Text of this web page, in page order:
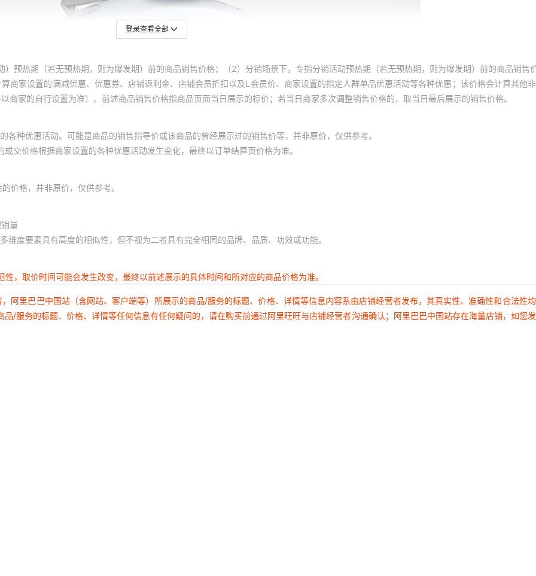
登录查看全部
预热期（若无预热期，则为爆发期）前的商品销售价格；（2）分销场景下，专指分销活动预热期（若无预热期，则为爆发期）前的商品销售
商家设置的满减优惠、优惠券、店铺返利金、店铺会员折扣以及L会员价、商家设置的指定人群单品优惠活动等各种优惠；该价格会计算其他
家的自行设置为准）。前述商品销售价格指商品页面当日展示的标价；若当日商家多次调整销售价格的，取当日最后展示的销售价格。
种优惠活动。可能是商品的销售指导价或该商品的曾经展示过的销售价等，并非原价，仅供参考。
交价格根据商家设置的各种优惠活动发生变化，最终以订单结算页价格为准。
价格，并非原价，仅供参考。
量
度要素具有高度的相似性，但不视为二者具有完全相同的品牌、品质、功效或功能。
，取价时间可能会发生改变，最终以前述展示的具体时间和所对应的商品价格为准。
阿里巴巴中国站（含网站、客户端等）所展示的商品/服务的标题、价格、详情等信息内容系由店铺经营者发布，其真实性、准确性和合法性
/服务的标题、价格、详情等任何信息有任何疑问的，请在购买前通过阿里旺旺与店铺经营者沟通确认；阿里巴巴中国站存在海量店铺，如您